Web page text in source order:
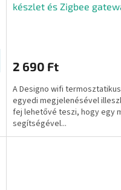
készlet és Zigbee
2 690 Ft
A Designo wifi
egyedi megjelenésével
fej lehetővé teszi, hogy egy
segítségével...